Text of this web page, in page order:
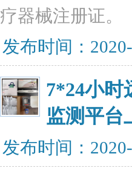
疗器械注册证。
发布时间：
7*24小时
监测平台
发布时间：